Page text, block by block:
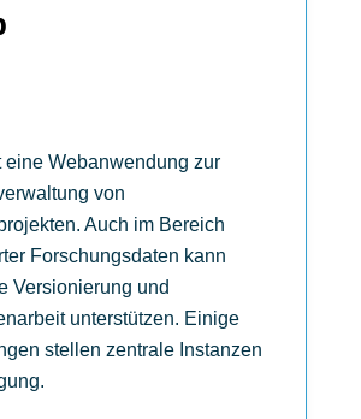
eine Webanwendung zur
von
Auch im Bereich
Forschungsdaten kann
Versionierung und
unterstützen. Einige
stellen zentrale Instanzen